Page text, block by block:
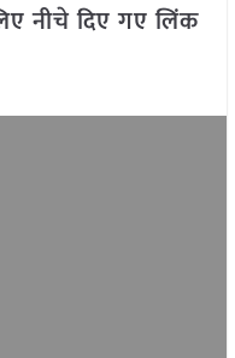
नीचे दिए गए लिंक